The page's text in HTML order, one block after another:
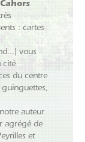
: cartes
vous
cité
du centre
guinguettes,
auteur
agrégé de
et